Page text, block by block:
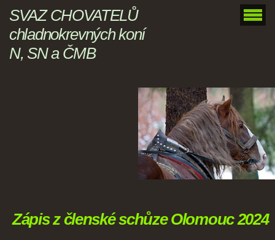
SVAZ CHOVATELŮ
chladnokrevných koní
N, SN a ČMB
Zápis z členské schůze Olomouc 2024